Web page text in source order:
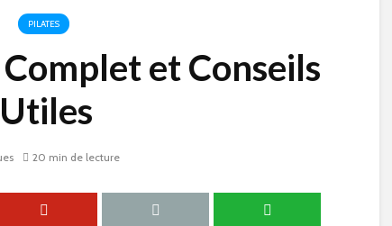
PILATES
et Conseils
Utiles
20 min de lecture